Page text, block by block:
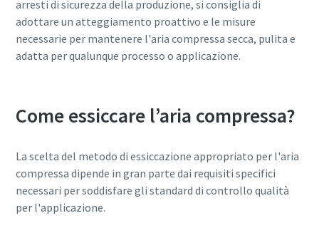
arresti di sicurezza della produzione, si consiglia di
adottare un atteggiamento proattivo e le misure
necessarie per mantenere l'aria compressa secca, pulita e
adatta per qualunque processo o applicazione.
Come essiccare l’aria compressa?
La scelta del metodo di essiccazione appropriato per l'aria
compressa dipende in gran parte dai requisiti specifici
necessari per soddisfare gli standard di controllo qualità
per l'applicazione.